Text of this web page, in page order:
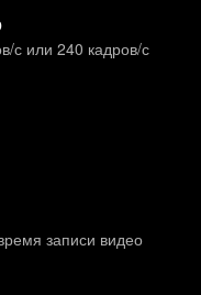
с или 240 кадров/ с
записи видео